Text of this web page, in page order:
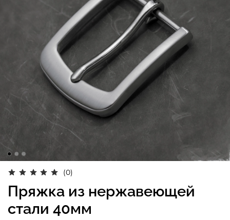
(0)
Пряжка из нержавеющей
стали 40мм